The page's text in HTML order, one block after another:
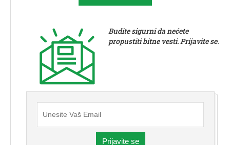
Budite sigurni da nećete
propustiti bitne vesti. Prijavite se.
Prijavite se